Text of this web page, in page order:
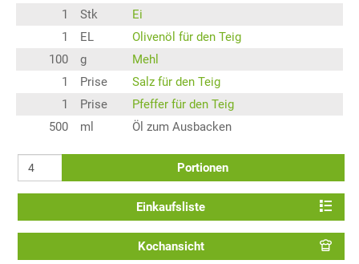
1
Stk
Ei
1
EL
Olivenöl für den Teig
100
g
Mehl
1
Prise
Salz für den Teig
1
Prise
Pfeffer für den Teig
500
ml Öl zum Ausbacken
Portionen
Einkaufsliste
Kochansicht